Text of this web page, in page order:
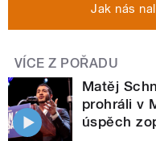
Jak nás
VÍCE Z POŘADU
Matěj
prohráli v
úspěch